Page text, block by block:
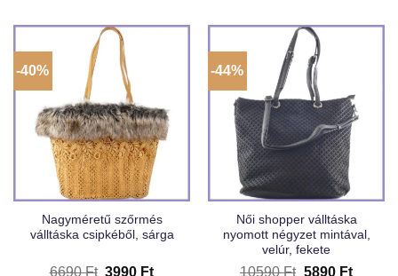
-40%
Nagyméretű szőrmés
válltáska csipkéből, sárga
6690Ft Original
3990 FtCurrent
-44%
Női shopper válltáska
nyomott négyzet mintával,
velúr, fekete
10590Ft Original
5890 FtCurrent